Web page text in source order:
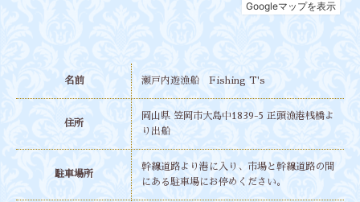
名前 瀬戸内遊漁船 Fishing T's
住所
岡山県 笠岡市大島中1839-5 正頭漁港桟橋よ
り出船
駐車場所
幹線道路より港に入り、市場と幹線道路の間
にある駐車場にお停めください。